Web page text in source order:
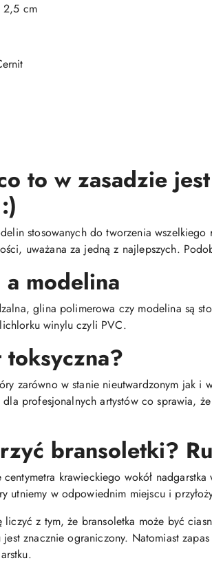
2,5 cm
to w zasadzie
stosowanych do tworzenia
uważana za jedną z najlepszych.
modelina
glina polimerowa czy modelina są
winylu czyli PVC.
zarówno w stanie nieutwardzonym jak i
profesjonalnych artystów co sprawia,
bransoletki?
krawieckiego wokół
utniemy w odpowiednim miejscu i
z tym, że bransoletka może być
znacznie ograniczony. Natomiast